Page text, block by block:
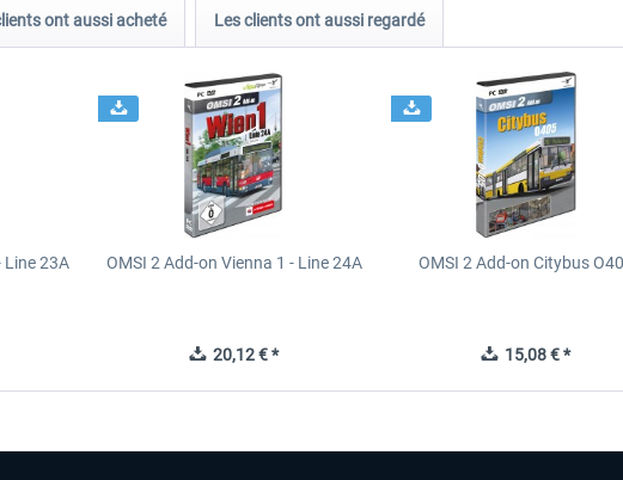
ont aussi acheté Les clients ont aussi regardé
Line 23A OMSI 2 Add-on Vienna 1 - Line 24A
20,12 € *
OMSI 2 Add-on Citybus
15,08 € *